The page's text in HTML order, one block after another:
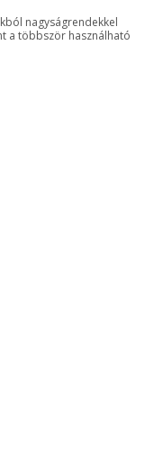
nagyságrendekkel
a többször használható